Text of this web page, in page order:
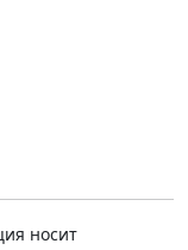
носит